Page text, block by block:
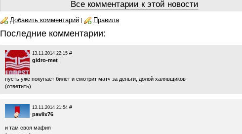
Все комментарии к этой новости
Добавить комментарий | Правила
Последние комментарии:
13.11.2014 22:15 #
gidro-met
пусть уже покупает билет и смотрит матч за деньги, долой халявщиков
(ответить)
13.11.2014 21:54 #
pavlix76
и там своя мафия